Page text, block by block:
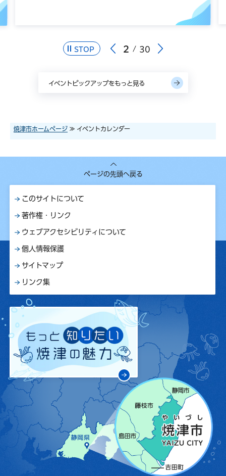
STOP 2 30
イベントピックアップをもっと見る
焼津市ホームページ ≫ イベントカレンダー
ページの先頭へ戻る
このサイトについて
著作権・リンク
ウェブアクセシビリティについて
個人情報保護
サイトマップ
リンク集